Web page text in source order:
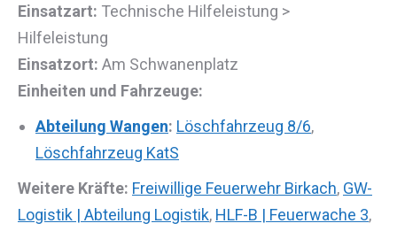
Einsatzart: Technische Hilfeleistung >
Hilfeleistung
Einsatzort: Am Schwanenplatz
Einheiten und Fahrzeuge:
Abteilung Wangen: Löschfahrzeug 8/6,
Löschfahrzeug KatS
Weitere Kräfte: Freiwillige Feuerwehr Birkach, GW-
Logistik | Abteilung Logistik, HLF-B | Feuerwache 3,